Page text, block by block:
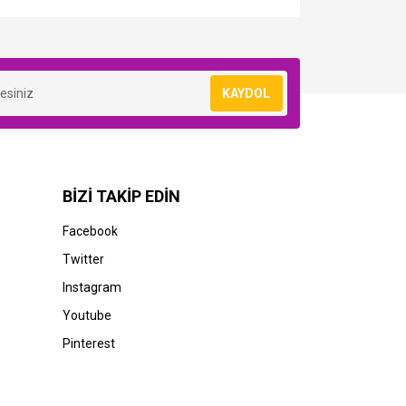
KAYDOL
BİZİ TAKİP EDİN
Facebook
Twitter
Instagram
Youtube
Pinterest